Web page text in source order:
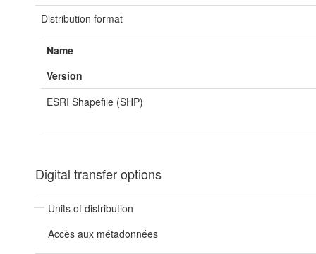
Distribution format
Name
Version
ESRI Shapefile (SHP)
Digital transfer options
Units of distribution
Accès aux métadonnées